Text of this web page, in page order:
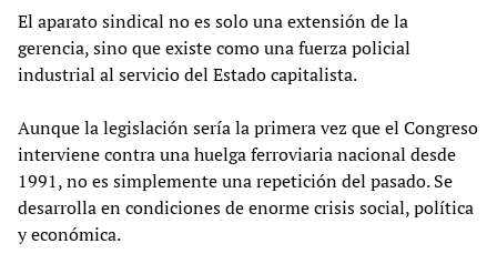
El aparato sindical no es solo una extensión de la
gerencia, sino que existe como una fuerza policial
industrial al servicio del Estado capitalista.
Aunque la legislación sería la primera vez que el Congreso
interviene contra una huelga ferroviaria nacional desde
1991, no es simplemente una repetición del pasado. Se
desarrolla en condiciones de enorme crisis social, política
y económica.